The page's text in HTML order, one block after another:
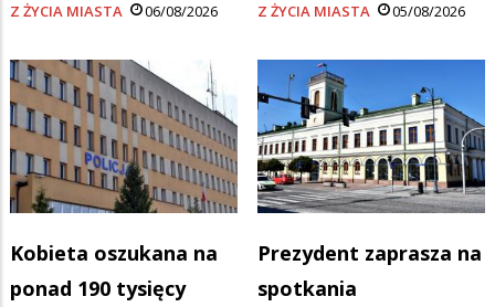
Z ŻYCIA MIASTA 06/08/2026 Z ŻYCIA MIASTA 05/08/2026
Kobieta oszukana na
ponad 190 tysięcy
Prezydent zaprasza na
spotkania